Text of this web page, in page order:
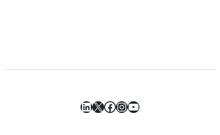
LinkedIn
X Facebook
Instagram
YouTube